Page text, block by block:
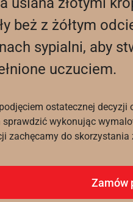
beż z żółtym
sypialni, aby
uczuciem.
ostatecznej
sprawdzić wykonując
zachęcamy do
Zamów